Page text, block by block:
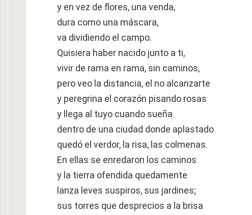
y en vez de flores, una venda,
dura como una máscara,
va dividiendo el campo.
Quisiera haber nacido junto a ti,
vivir de rama en rama, sin caminos,
pero veo la distancia, el no alcanzarte
y peregrina el corazón pisando rosas
y llega al tuyo cuando sueña
dentro de una ciudad donde aplastado
quedó el verdor, la risa, las colmenas.
En ellas se enredaron los caminos
y la tierra ofendida quedamente
lanza leves suspiros, sus jardines;
sus torres que desprecios a la brisa